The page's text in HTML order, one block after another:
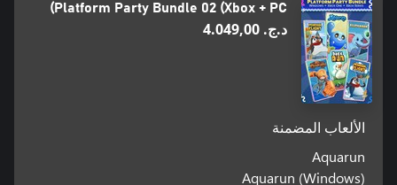
Platform Party Bundle 02 (Xbox + PC)
د.ج.‏ 4.049,00
الألعاب المضمنة
Aquarun
Aquarun (Windows)